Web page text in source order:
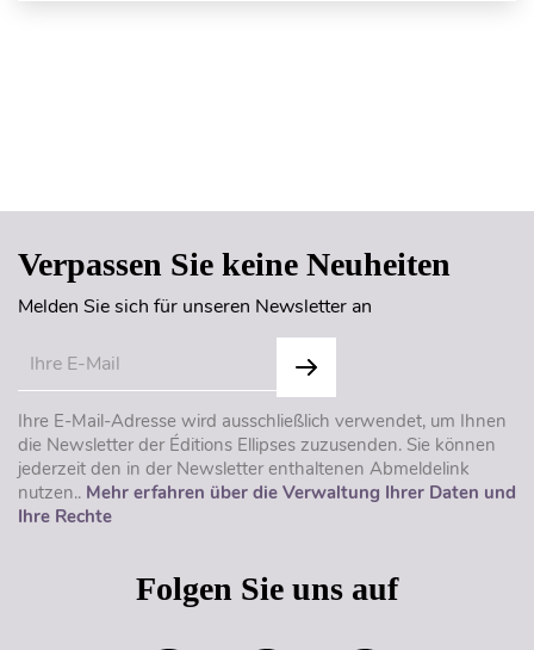
Verpassen Sie keine Neuheiten
Melden Sie sich für unseren Newsletter an
Ihre E-Mail-Adresse wird ausschließlich verwendet, um Ihnen
die Newsletter der Éditions Ellipses zuzusenden. Sie können
jederzeit den in der Newsletter enthaltenen Abmeldelink
nutzen.. Mehr erfahren über die Verwaltung Ihrer Daten und
Ihre Rechte
Folgen Sie uns auf